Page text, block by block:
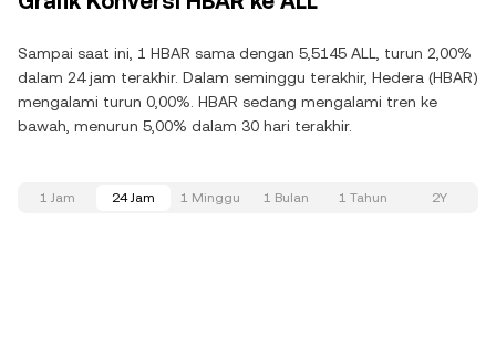
Sampai saat ini, 1 HBAR sama dengan 5,5145 ALL, turun 2,00%
dalam 24 jam terakhir. Dalam seminggu terakhir, Hedera (HBAR)
mengalami turun 0,00%. HBAR sedang mengalami tren ke
bawah, menurun 5,00% dalam 30 hari terakhir.
1 Jam 24 Jam 1 Minggu 1 Bulan 1 Tahun 2Y